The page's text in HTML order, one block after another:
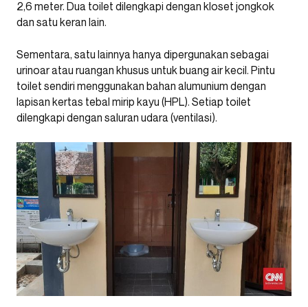
2,6 meter. Dua toilet dilengkapi dengan kloset jongkok
dan satu keran lain.
Sementara, satu lainnya hanya dipergunakan sebagai
urinoar atau ruangan khusus untuk buang air kecil. Pintu
toilet sendiri menggunakan bahan alumunium dengan
lapisan kertas tebal mirip kayu (HPL). Setiap toilet
dilengkapi dengan saluran udara (ventilasi).